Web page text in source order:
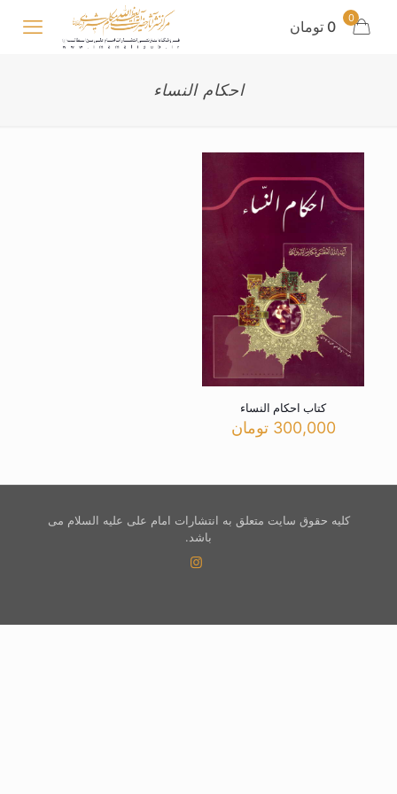
0 0 تومان
احکام النساء
کتاب احکام النساء
300,000 تومان
کلیه حقوق سایت متعلق به انتشارات امام علی علیه السلام می
باشد.